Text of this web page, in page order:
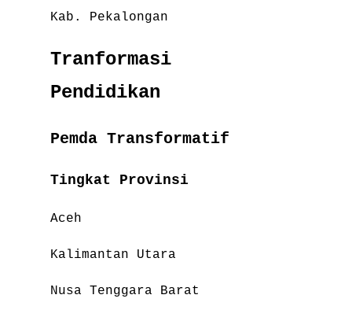
Kab. Pekalongan
Tranformasi
Pendidikan
Pemda Transformatif
Tingkat Provinsi
Aceh
Kalimantan Utara
Nusa Tenggara Barat